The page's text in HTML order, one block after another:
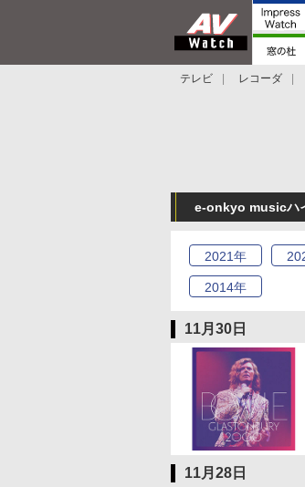
テレビ レコーダ
e-onkyo musicハ
2021年
2014年
11月30日
11月28日